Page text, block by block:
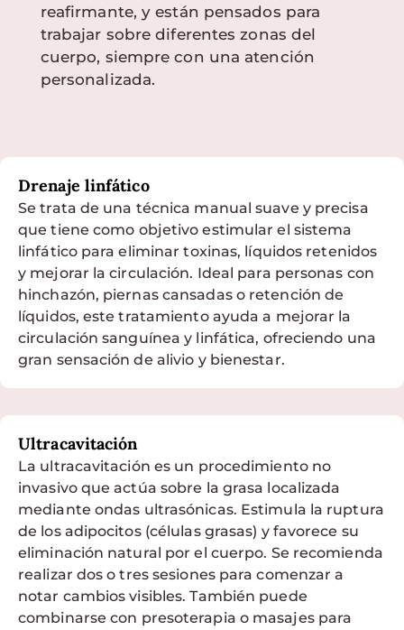
reafirmante, y están pensados para
trabajar sobre diferentes zonas del
cuerpo, siempre con una atención
personalizada.
Drenaje linfático
Se trata de una técnica manual suave y precisa
que tiene como objetivo estimular el sistema
linfático para eliminar toxinas, líquidos retenidos
y mejorar la circulación. Ideal para personas con
hinchazón, piernas cansadas o retención de
líquidos, este tratamiento ayuda a mejorar la
circulación sanguínea y linfática, ofreciendo una
gran sensación de alivio y bienestar.
Ultracavitación
La ultracavitación es un procedimiento no
invasivo que actúa sobre la grasa localizada
mediante ondas ultrasónicas. Estimula la ruptura
de los adipocitos (células grasas) y favorece su
eliminación natural por el cuerpo. Se recomienda
realizar dos o tres sesiones para comenzar a
notar cambios visibles. También puede
combinarse con presoterapia o masajes para